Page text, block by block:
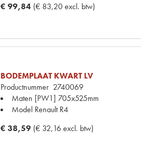
€ 99,84 (€ 83,20 excl. btw)
BODEMPLAAT KWART LV
Productnummer 2740069
Maten [PW1] 705x525mm
Model Renault R4
€ 38,59 (€ 32,16 excl. btw)